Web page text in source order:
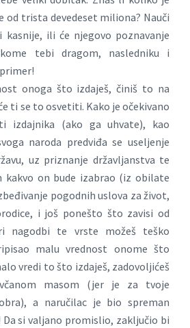
od trista devedeset miliona? Nauči
ili će njegovo poznavanje
tebi dragom, nasledniku i
onoga što izdaješ, činiš to na
ti se to osvetiti. Kako je očekivano
izdajnika (ako ga uhvate), kao
naroda predviđa se useljenje
uz priznanje državljanstva te
kakvo on bude izabrao (iz obilate
pogodnih uslova za život,
i još ponešto što zavisi od
nagodbi te vrste možeš teško
malu vrednost onome što
vredi to što izdaješ, zadovoljićeš
masom (jer je za tvoje
a naručilac je bio spreman
si valjano promislio, zaključio bi